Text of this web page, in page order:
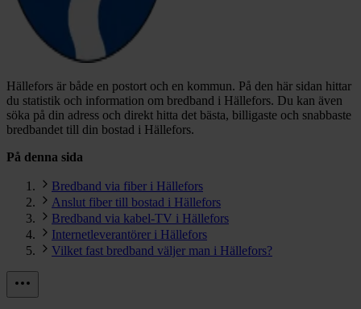
Hällefors är både en postort och en kommun. På den här sidan hittar
du statistik och information om bredband i Hällefors. Du kan även
söka på din adress och direkt hitta det bästa, billigaste och snabbaste
bredbandet till din bostad i Hällefors.
På denna sida
Bredband via fiber i Hällefors
Anslut fiber till bostad i Hällefors
Bredband via kabel-TV i Hällefors
Internetleverantörer i Hällefors
Vilket fast bredband väljer man i Hällefors?